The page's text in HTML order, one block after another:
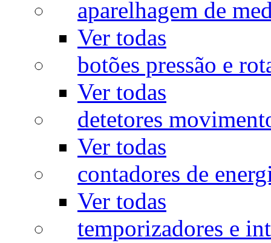
aparelhagem de
Ver todas
botões pressão e
Ver todas
detetores
Ver todas
contadores de
Ver todas
temporizadores e